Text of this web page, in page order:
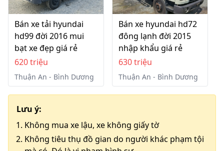
Bán xe tải hyundai
hd99 đời 2016 mui
bạt xe đẹp giá rẻ
620 triệu
Thuận An - Bình Dương
Bán xe hyundai hd72
đông lạnh đời 2015
nhập khẩu giá rẻ
630 triệu
Thuận An - Bình Dương
Lưu ý:
Không mua xe lậu, xe không giấy tờ
Không tiêu thụ đồ gian do người khác phạm tội